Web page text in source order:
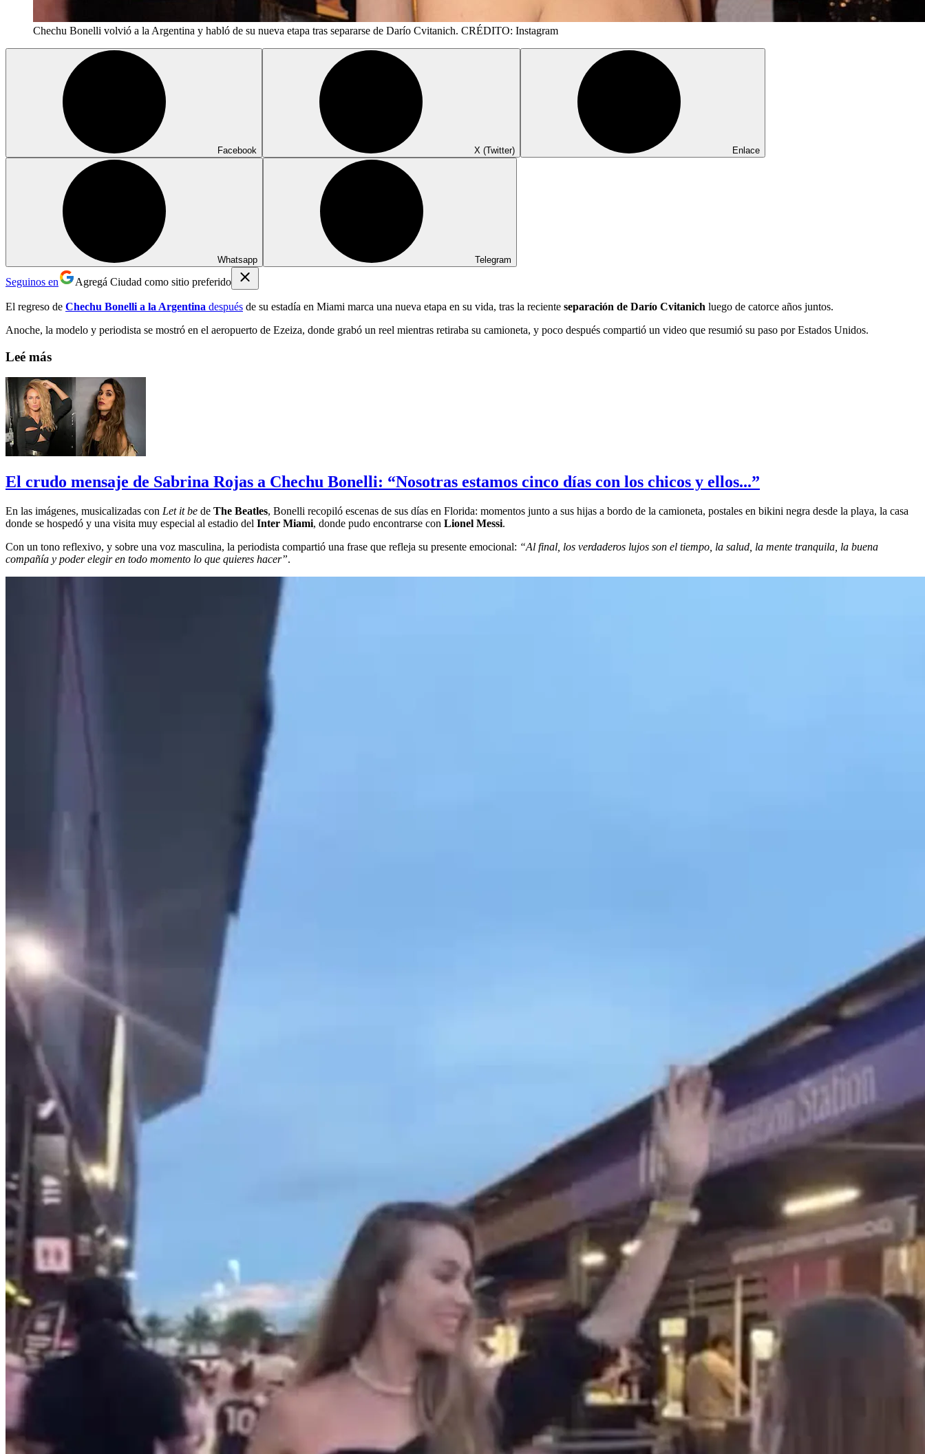
Chechu Bonelli volvió a la Argentina y habló de su nueva etapa tras separarse de Darío Cvitanich. CRÉDITO: Instagram
Facebook X (Twitter) Enlace
Whatsapp Telegram
Seguinos en Agregá Ciudad como sitio preferido
El regreso de Chechu Bonelli a la Argentina después de su estadía en Miami marca una nueva etapa en su vida, tras la reciente separación de Darío Cvitanich luego de catorce años juntos.
Anoche, la modelo y periodista se mostró en el aeropuerto de Ezeiza, donde grabó un reel mientras retiraba su camioneta, y poco después compartió un video que resumió su paso por Estados Unidos.
Leé más
El crudo mensaje de Sabrina Rojas a Chechu Bonelli: “Nosotras estamos cinco días con los chicos y ellos...”
En las imágenes, musicalizadas con Let it be de The Beatles, Bonelli recopiló escenas de sus días en Florida: momentos junto a sus hijas a bordo de la camioneta, postales en bikini negra desde la playa, la casa
donde se hospedó y una visita muy especial al estadio del Inter Miami, donde pudo encontrarse con Lionel Messi.
Con un tono reflexivo, y sobre una voz masculina, la periodista compartió una frase que refleja su presente emocional: “Al final, los verdaderos lujos son el tiempo, la salud, la mente tranquila, la buena
compañía y poder elegir en todo momento lo que quieres hacer”.